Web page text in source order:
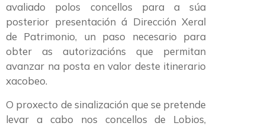
avaliado polos concellos para a súa
posterior presentación á Dirección Xeral
de Patrimonio, un paso necesario para
obter as autorizacións que permitan
avanzar na posta en valor deste itinerario
xacobeo.
O proxecto de sinalización que se pretende
levar a cabo nos concellos de Lobios,